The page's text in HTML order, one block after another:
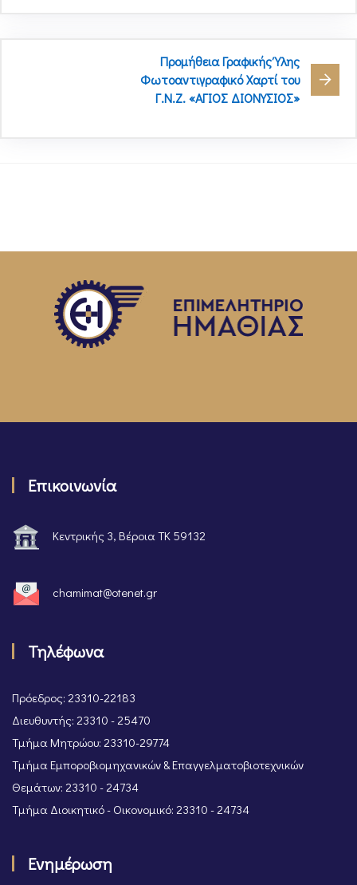
Προμήθεια Γραφικής Ύλης
Φωτοαντιγραφικό Χαρτί του
Γ.Ν.Ζ. «ΑΓΙΟΣ ΔΙΟΝΥΣΙΟΣ»
Επικοινωνία
Κεντρικής 3, Βέροια ΤΚ 59132
chamimat@otenet.gr
Τηλέφωνα
Πρόεδρος: 23310-22183
Διευθυντής: 23310 - 25470
Τμήμα Μητρώου: 23310-29774
Τμήμα Εμποροβιομηχανικών & Επαγγελματοβιοτεχνικών
Θεμάτων: 23310 - 24734
Τμήμα Διοικητικό - Οικονομικό: 23310 - 24734
Ενημέρωση